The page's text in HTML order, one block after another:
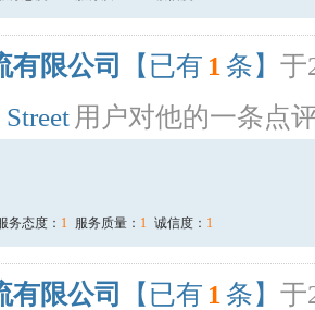
有限公司 【已有 1 条】 于
用户对他的一条点
务态度： 1 服务质量： 1 诚信度： 1
有限公司 【已有 1 条】 于